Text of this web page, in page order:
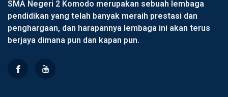
SMA Negeri 2 Komodo merupakan sebuah lembaga
pendidikan yang telah banyak meraih prestasi dan
penghargaan, dan harapannya lembaga ini akan terus
berjaya dimana pun dan kapan pun.